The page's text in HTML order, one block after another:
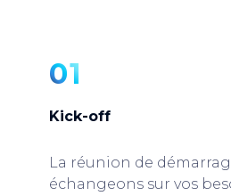
01
Kick-off
La réunion de
échangeons sur vos